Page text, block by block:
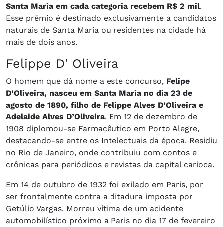
Santa Maria em cada categoria recebem R$ 2 mil.
Esse prêmio é destinado exclusivamente a candidatos
naturais de Santa Maria ou residentes na cidade há
mais de dois anos.
Felippe D' Oliveira
O homem que dá nome a este concurso, Felipe
D’Oliveira, nasceu em Santa Maria no dia 23 de
agosto de 1890, filho de Felippe Alves D’Oliveira e
Adelaide Alves D’Oliveira. Em 12 de dezembro de
1908 diplomou-se Farmacêutico em Porto Alegre,
destacando-se entre os Intelectuais da época. Residiu
no Rio de Janeiro, onde contribuiu com contos e
crônicas para periódicos e revistas da capital carioca.
Em 14 de outubro de 1932 foi exilado em Paris, por
ser frontalmente contra a ditadura imposta por
Getúlio Vargas. Morreu vítima de um acidente
automobilístico próximo a Paris no dia 17 de fevereiro